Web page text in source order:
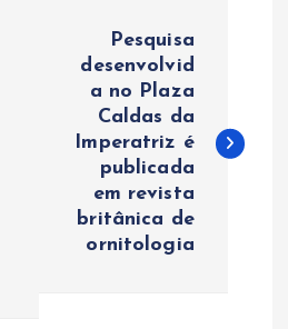
Pesquisa
desenvolvid
a no Plaza
Caldas da
Imperatriz é
publicada
em revista
britânica de
ornitologia